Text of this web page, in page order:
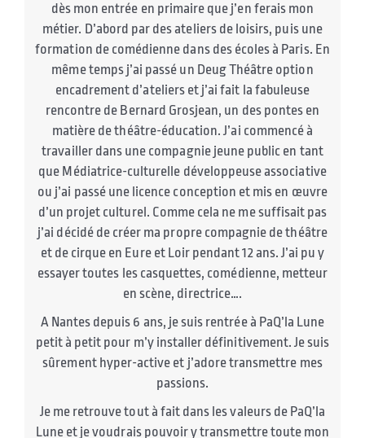
dès mon entrée en primaire que j’en ferais mon
métier. D’abord par des ateliers de loisirs, puis une
formation de comédienne dans des écoles à Paris. En
même temps j’ai passé un Deug Théâtre option
encadrement d’ateliers et j’ai fait la fabuleuse
rencontre de Bernard Grosjean, un des pontes en
matière de théâtre-éducation. J’ai commencé à
travailler dans une compagnie jeune public en tant
que Médiatrice-culturelle développeuse associative
ou j’ai passé une licence conception et mis en œuvre
d’un projet culturel. Comme cela ne me suffisait pas
j’ai décidé de créer ma propre compagnie de théâtre
et de cirque en Eure et Loir pendant 12 ans. J’ai pu y
essayer toutes les casquettes, comédienne, metteur
en scène, directrice….
A Nantes depuis 6 ans, je suis rentrée à PaQ’la Lune
petit à petit pour m’y installer définitivement. Je suis
sûrement hyper-active et j’adore transmettre mes
passions.
Je me retrouve tout à fait dans les valeurs de PaQ’la
Lune et je voudrais pouvoir y transmettre toute mon